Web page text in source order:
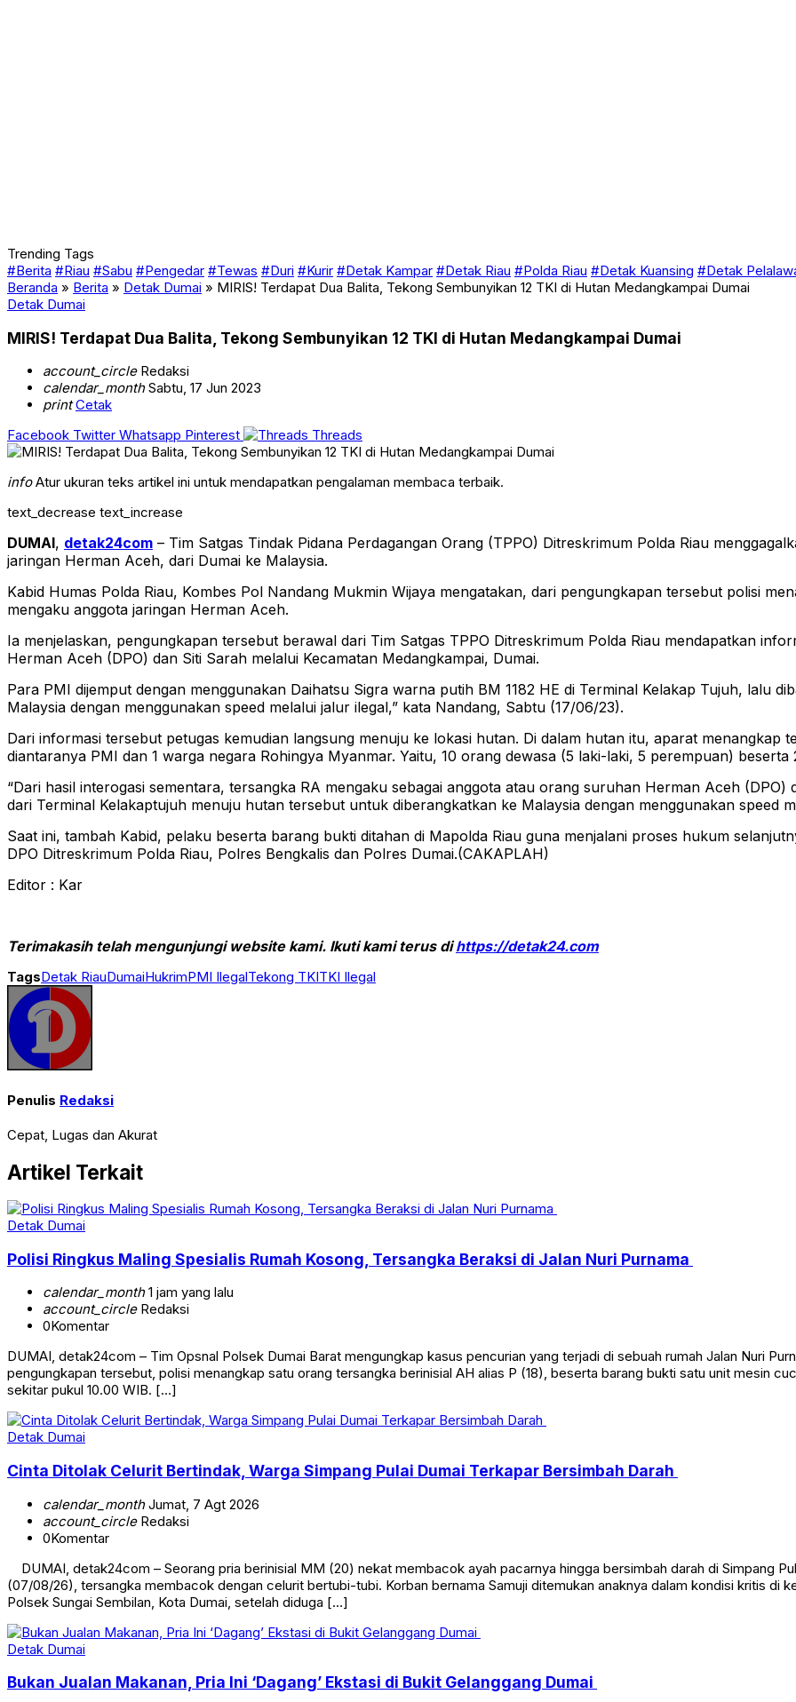
Trending Tags
#Berita #Riau #Sabu #Pengedar #Tewas #Duri #Kurir #Detak Kampar #Detak Riau #Polda Riau #Detak Kuansing #Detak
Beranda » Berita » Detak Dumai » MIRIS! Terdapat Dua Balita, Tekong Sembunyikan 12 TKI di Hutan Medangkampai Dumai
Detak Dumai
MIRIS! Terdapat Dua Balita, Tekong Sembunyikan 12 TKI di Hutan Medangkampai Dumai
account_circleRedaksi
calendar_monthSabtu, 17 Jun 2023
print Cetak
Facebook Twitter Whatsapp Pinterest Threads
infoAtur ukuran teks artikel ini untuk mendapatkan pengalaman membaca terbaik.
text_decrease text_increase
DUMAI, detak24com – Tim Satgas Tindak Pidana Perdagangan Orang (TPPO) Ditreskrimum Polda Riau
jaringan Herman Aceh, dari Dumai ke Malaysia.
Kabid Humas Polda Riau, Kombes Pol Nandang Mukmin Wijaya mengatakan, dari pengungkapan tersebut polisi
mengaku anggota jaringan Herman Aceh.
Ia menjelaskan, pengungkapan tersebut berawal dari Tim Satgas TPPO Ditreskrimum Polda Riau mendapatkan
Herman Aceh (DPO) dan Siti Sarah melalui Kecamatan Medangkampai, Dumai.
Para PMI dijemput dengan menggunakan Daihatsu Sigra warna putih BM 1182 HE di Terminal Kelakap Tujuh, lalu
Malaysia dengan menggunakan speed melalui jalur ilegal,” kata Nandang, Sabtu (17/06/23).
Dari informasi tersebut petugas kemudian langsung menuju ke lokasi hutan. Di dalam hutan itu, aparat menangkap
diantaranya PMI dan 1 warga negara Rohingya Myanmar. Yaitu, 10 orang dewasa (5 laki-laki, 5 perempuan)
“Dari hasil interogasi sementara, tersangka RA mengaku sebagai anggota atau orang suruhan Herman Aceh
dari Terminal Kelakaptujuh menuju hutan tersebut untuk diberangkatkan ke Malaysia dengan menggunakan speed
Saat ini, tambah Kabid, pelaku beserta barang bukti ditahan di Mapolda Riau guna menjalani proses hukum
DPO Ditreskrimum Polda Riau, Polres Bengkalis dan Polres Dumai.(CAKAPLAH)
Editor : Kar
Terimakasih telah mengunjungi website kami. Ikuti kami terus dihttps://detak24.com
TagsDetak RiauDumaiHukrimPMI IlegalTekong TKITKI Ilegal
Penulis Redaksi
Cepat, Lugas dan Akurat
Artikel Terkait
Detak Dumai
Polisi Ringkus Maling Spesialis Rumah Kosong, Tersangka Beraksi di Jalan Nuri Purnama
calendar_month1 jam yang lalu
account_circleRedaksi
0Komentar
DUMAI, detak24com – Tim Opsnal Polsek Dumai Barat mengungkap kasus pencurian yang terjadi di sebuah rumah Jalan Nuri
pengungkapan tersebut, polisi menangkap satu orang tersangka berinisial AH alias P (18), beserta barang bukti satu unit mesin
sekitar pukul 10.00 WIB. […]
Detak Dumai
Cinta Ditolak Celurit Bertindak, Warga Simpang Pulai Dumai Terkapar Bersimbah Darah
calendar_monthJumat, 7 Agt 2026
account_circleRedaksi
0Komentar
DUMAI, detak24com – Seorang pria berinisial MM (20) nekat membacok ayah pacarnya hingga bersimbah darah di Simpang
(07/08/26), tersangka membacok dengan celurit bertubi-tubi. Korban bernama Samuji ditemukan anaknya dalam kondisi kritis di
Polsek Sungai Sembilan, Kota Dumai, setelah diduga […]
Detak Dumai
Bukan Jualan Makanan, Pria Ini ‘Dagang’ Ekstasi di Bukit Gelanggang Dumai